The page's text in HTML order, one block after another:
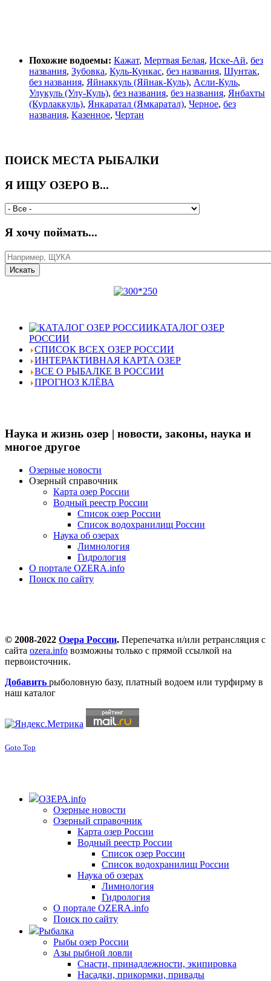
Похожие водоемы: Кажат, Мертвая Белая, Иске-Ай, без
названия, Зубовка, Куль-Кункас, без названия, Шунтак,
без названия, Яйнаккуль (Яйнак-Куль), Асли-Куль,
Улукуль (Улу-Куль), без названия, без названия, Янбахты
(Курлаккуль), Янкаратал (Ямкаратал), Черное, без
названия, Казенное, Чертан
ПОИСК МЕСТА РЫБАЛКИ
Я ИЩУ ОЗЕРО В...
Я хочу поймать...
КАТАЛОГ ОЗЕР
РОССИИ
СПИСОК ВСЕХ ОЗЕР РОССИИ
ИНТЕРАКТИВНАЯ КАРТА ОЗЕР
ВСЕ О РЫБАЛКЕ В РОССИИ
ПРОГНОЗ КЛЁВА
Наука и жизнь озер | новости, законы, наука и
многое другое
Озерные новости
Озерный справочник
Карта озер России
Водный реестр России
Список озер России
Список водохранилищ России
Наука об озерах
Лимнология
Гидрология
О портале OZERA.info
Поиск по сайту
© 2008-2022 Озера России. Перепечатка и/или ретрансляция с
сайта ozera.info возможны только с прямой ссылкой на
первоисточник.
Добавить рыболовную базу, платный водоем или турфирму в
наш каталог
Goto Top
ОЗЕРА.info
Озерные новости
Озерный справочник
Карта озер России
Водный реестр России
Список озер России
Список водохранилищ России
Наука об озерах
Лимнология
Гидрология
О портале OZERA.info
Поиск по сайту
Рыбалка
Рыбы озер России
Азы рыбной ловли
Снасти, принадлежности, экипировка
Насадки, прикормки, привады